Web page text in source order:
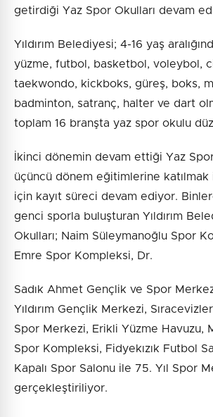
getirdiği Yaz Spor Okulları devam
Yıldırım Belediyesi; 4-16 yaş
yüzme, futbol, basketbol, voleybol,
taekwondo, kickboks, güreş, boks,
badminton, satranç, halter ve dart
toplam 16 branşta yaz spor okulu
İkinci dönemin devam ettiği Yaz Spor
üçüncü dönem eğitimlerine
için kayıt süreci devam ediyor.
genci sporla buluşturan Yıldırım
Okulları; Naim Süleymanoğlu Spor
Emre Spor Kompleksi, Dr.
Sadık Ahmet Gençlik ve Spor
Yıldırım Gençlik Merkezi,
Spor Merkezi, Erikli Yüzme Havuzu,
Spor Kompleksi, Fidyekızık Futbol
Kapalı Spor Salonu ile 75. Yıl Spor
gerçekleştiriliyor.